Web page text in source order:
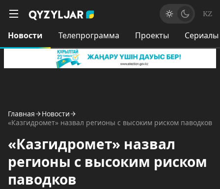
KZ
Новости Телепрограмма Проекты Сериалы
Главная
Новости
«Казгидромет» назвал регионы с высоким риском паводков
«Казгидромет» назвал
регионы с высоким риском
паводков